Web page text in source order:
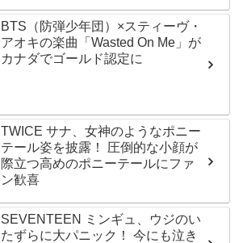
BTS（防弾少年団）×スティーヴ・
アオキの楽曲「Wasted On Me」が
カナダでゴールド認定に
TWICE サナ、女神のようなポニー
テール姿を披露！ 圧倒的な小顔が
際立つ高めのポニーテールにファ
ン歓喜
SEVENTEEN ミンギュ、ウジのい
たずらに大パニック！ 今にも泣き